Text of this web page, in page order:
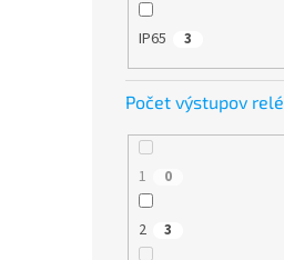
IP65 3
Počet výstupov relé
1 0
2 3